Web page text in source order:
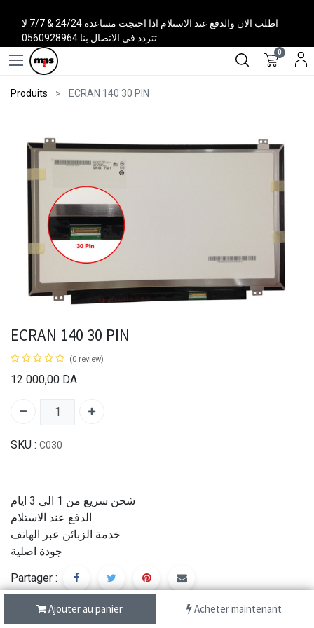
اطلب الان والدفع عند الاستلام اذا احتجت مساعدة 24/24 & 7/7 لا
تتردد في الاتصال بنا 0560928964
0
Produits ECRAN 140 30 PIN
Ajouter au panier Acheter maintenant
ECRAN 140 30 PIN
(0 review)
12 000,00 DA
SKU : C030
شحن سريع من 1 الى 3 ايام
الدفع عند الاستلام
خدمة الزبائن عبر الهاتف
جودة اصلية
Partager :